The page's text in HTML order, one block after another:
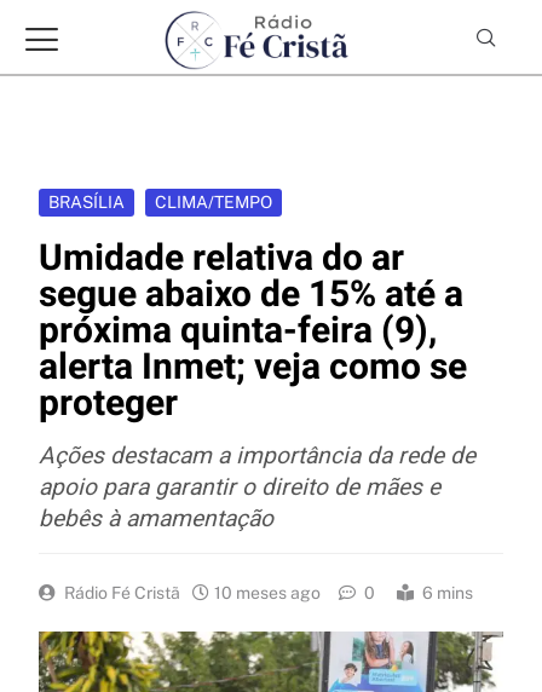
BRASÍLIA CLIMA/TEMPO
Umidade relativa do ar
segue abaixo de 15% até a
próxima quinta-feira (9),
alerta Inmet; veja como se
proteger
Ações destacam a importância da rede de
apoio para garantir o direito de mães e
bebês à amamentação
Rádio Fé Cristã 10 meses ago 0 6 mins